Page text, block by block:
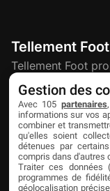
Tellement Foot
Tellement Foot
actualités et
au football.
Découvrir
À propos
Gestion des
Avec 105 partenaires
informations sur vos
combiner et
qu'elles soient
détenues par
compris dans d'autres
Traiter ces données
programmes de
géolocalisation